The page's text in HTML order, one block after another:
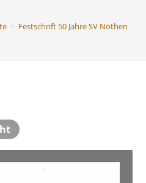
> Festschrift 50 Jahre SV Nöthen